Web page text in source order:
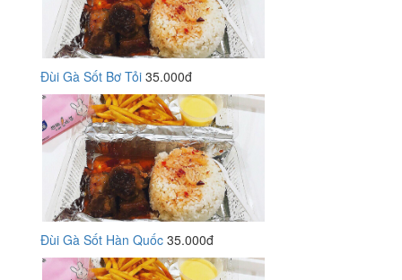
Đùi Gà Sốt Bơ Tỏi 35.000đ
Đùi Gà Sốt Hàn Quốc 35.000đ